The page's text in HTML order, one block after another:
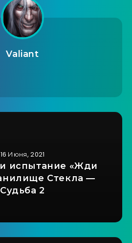
Valiant
16 Июня, 2021
испытание «Жди
Стекла —
Судьба 2